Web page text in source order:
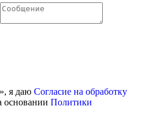
я даю Согласие на обработку
основании Политики